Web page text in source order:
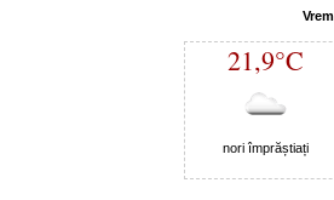
21,9°C
nori împrăștiați